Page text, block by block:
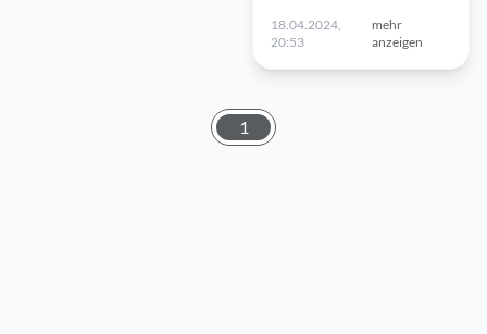
18.04.2024,
20:53
mehr
anzeigen
1